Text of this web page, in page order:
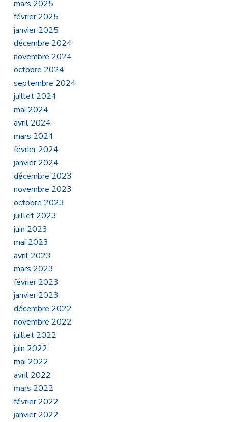
mars 2025
février 2025
janvier 2025
décembre 2024
novembre 2024
octobre 2024
septembre 2024
juillet 2024
mai 2024
avril 2024
mars 2024
février 2024
janvier 2024
décembre 2023
novembre 2023
octobre 2023
juillet 2023
juin 2023
mai 2023
avril 2023
mars 2023
février 2023
janvier 2023
décembre 2022
novembre 2022
juillet 2022
juin 2022
mai 2022
avril 2022
mars 2022
février 2022
janvier 2022